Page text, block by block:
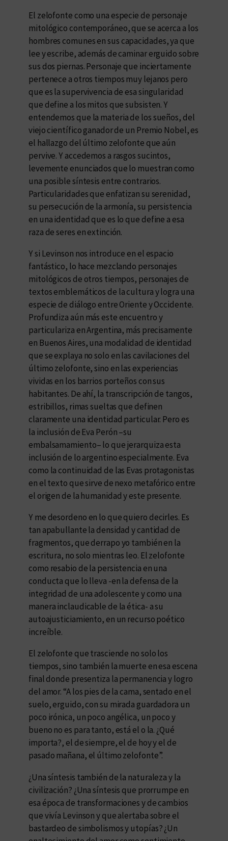
El zelofonte como una especie de personaje
mitológico contemporáneo, que se acerca a los
hombres comunes en sus capacidades, ya que
lee y escribe, además de caminar erguido sobre
sus dos piernas. Personaje que inciertamente
pertenece a otros tiempos muy lejanos pero
que es la supervivencia de esa singularidad
que define a los mitos que subsisten. Y
entendemos que la materia de los sueños, del
viejo científico ganador de un Premio Nobel, es
el hallazgo del último zelofonte que aún
pervive. Y accedemos a rasgos sucintos,
levemente enunciados que lo muestran como
una posible síntesis entre contrarios.
Particularidades que enfatizan su serenidad,
su persecución de la armonía, su persistencia
en una identidad que es lo que define a esa
raza de seres en extinción.
Y si Levinson nos introduce en el espacio
fantástico, lo hace mezclando personajes
mitológicos de otros tiempos, personajes de
textos emblemáticos de la cultura y logra una
especie de diálogo entre Oriente y Occidente.
Profundiza aún más este encuentro y
particulariza en Argentina, más precisamente
en Buenos Aires, una modalidad de identidad
que se explaya no solo en las cavilaciones del
último zelofonte, sino en las experiencias
vividas en los barrios porteños con sus
habitantes. De ahí, la transcripción de tangos,
estribillos, rimas sueltas que definen
claramente una identidad particular. Pero es
la inclusión de Eva Perón –su
embalsamamiento– lo que jerarquiza esta
inclusión de lo argentino especialmente. Eva
como la continuidad de las Evas protagonistas
en el texto que sirve de nexo metafórico entre
el origen de la humanidad y este presente.
Y me desordeno en lo que quiero decirles. Es
tan apabullante la densidad y cantidad de
fragmentos, que derrapo yo también en la
escritura, no solo mientras leo. El zelofonte
como resabio de la persistencia en una
conducta que lo lleva -en la defensa de la
integridad de una adolescente y como una
manera inclaudicable de la ética- a su
autoajusticiamiento, en un recurso poético
increíble.
El zelofonte que trasciende no solo los
tiempos, sino también la muerte en esa escena
final donde presentiza la permanencia y logro
del amor. “A los pies de la cama, sentado en el
suelo, erguido, con su mirada guardadora un
poco irónica, un poco angélica, un poco y
bueno no es para tanto, está el o la. ¿Qué
importa?, el de siempre, el de hoy y el de
pasado mañana, el último zelofonte”.
¿Una síntesis también de la naturaleza y la
civilización? ¿Una síntesis que prorrumpe en
esa época de transformaciones y de cambios
que vivía Levinson y que alertaba sobre el
bastardeo de simbolismos y utopías? ¿Un